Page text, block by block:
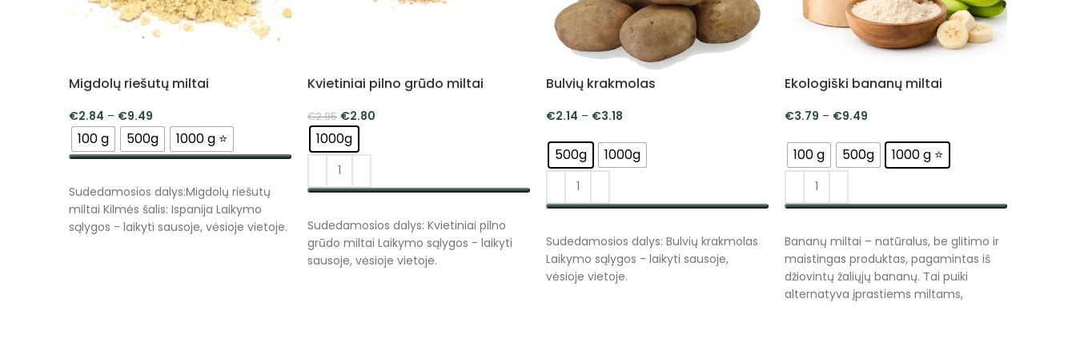
Migdolų riešutų miltai
€2.84 – €9.49
100 g 500g 1000 g ⭐
Sudedamosios dalys:Migdolų riešutų
miltai Kilmės šalis: Ispanija Laikymo
sąlygos - laikyti sausoje, vėsioje vietoje.
Kvietiniai pilno grūdo miltai
€2.95 €2.80
1000g
Sudedamosios dalys: Kvietiniai pilno
grūdo miltai Laikymo sąlygos - laikyti
sausoje, vėsioje vietoje.
Bulvių krakmolas
€2.14 – €3.18
500g 1000g
Sudedamosios dalys: Bulvių krakmolas
Laikymo sąlygos - laikyti sausoje,
vėsioje vietoje.
Ekologiški bananų miltai
€3.79 – €9.49
100 g 500g 1000 g ⭐
Bananų miltai – natūralus, be glitimo ir
maistingas produktas, pagamintas iš
džiovintų žaliųjų bananų. Tai puiki
alternatyva įprastiems miltams,